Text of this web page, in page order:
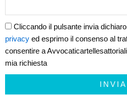
Cliccando il pulsante invia
privacy ed esprimo il consenso al
consentire a
mia richiesta
INVIA